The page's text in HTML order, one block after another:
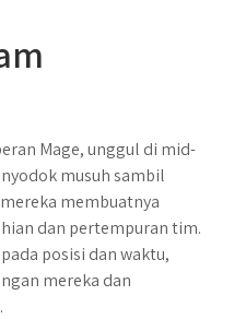
Mage, unggul di mid-
musuh sambil
membuatnya
dan pertempuran tim.
posisi dan waktu,
mereka dan